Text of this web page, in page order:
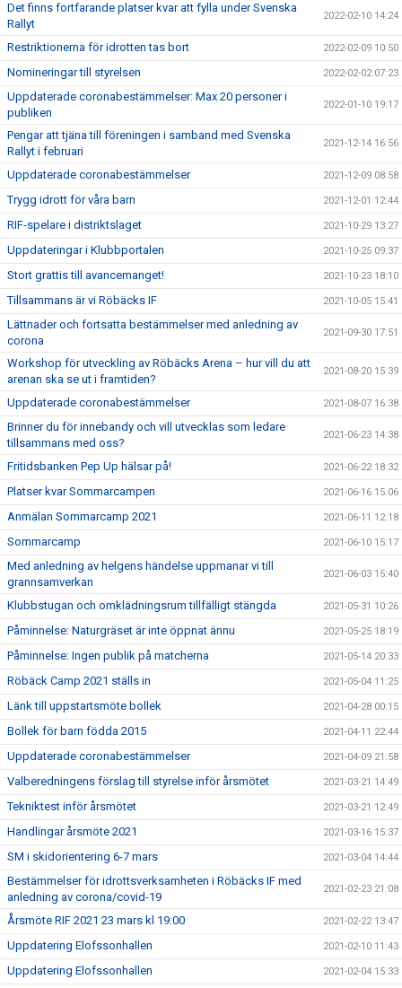
Det finns fortfarande platser kvar att fylla under Svenska
Rallyt
2022-02-10 14:24
Restriktionerna för idrotten tas bort 2022-02-09 10:50
Nomineringar till styrelsen 2022-02-02 07:23
Uppdaterade coronabestämmelser: Max 20 personer i
publiken
2022-01-10 19:17
Pengar att tjäna till föreningen i samband med Svenska
Rallyt i februari
2021-12-14 16:56
Uppdaterade coronabestämmelser 2021-12-09 08:58
Trygg idrott för våra barn 2021-12-01 12:44
RIF-spelare i distriktslaget 2021-10-29 13:27
Uppdateringar i Klubbportalen 2021-10-25 09:37
Stort grattis till avancemanget! 2021-10-23 18:10
Tillsammans är vi Röbäcks IF 2021-10-05 15:41
Lättnader och fortsatta bestämmelser med anledning av
corona
2021-09-30 17:51
Workshop för utveckling av Röbäcks Arena – hur vill du att
arenan ska se ut i framtiden?
2021-08-20 15:39
Uppdaterade coronabestämmelser 2021-08-07 16:38
Brinner du för innebandy och vill utvecklas som ledare
tillsammans med oss?
2021-06-23 14:38
Fritidsbanken Pep Up hälsar på! 2021-06-22 18:32
Platser kvar Sommarcampen 2021-06-16 15:06
Anmälan Sommarcamp 2021 2021-06-11 12:18
Sommarcamp 2021-06-10 15:17
Med anledning av helgens händelse uppmanar vi till
grannsamverkan
2021-06-03 15:40
Klubbstugan och omklädningsrum tillfälligt stängda 2021-05-31 10:26
Påminnelse: Naturgräset är inte öppnat ännu 2021-05-25 18:19
Påminnelse: Ingen publik på matcherna 2021-05-14 20:33
Röbäck Camp 2021 ställs in 2021-05-04 11:25
Länk till uppstartsmöte bollek 2021-04-28 00:15
Bollek för barn födda 2015 2021-04-11 22:44
Uppdaterade coronabestämmelser 2021-04-09 21:58
Valberedningens förslag till styrelse inför årsmötet 2021-03-21 14:49
Tekniktest inför årsmötet 2021-03-21 12:49
Handlingar årsmöte 2021 2021-03-16 15:37
SM i skidorientering 6-7 mars 2021-03-04 14:44
Bestämmelser för idrottsverksamheten i Röbäcks IF med
anledning av corona/covid-19
2021-02-23 21:08
Årsmöte RIF 2021 23 mars kl 19:00 2021-02-22 13:47
Uppdatering Elofssonhallen 2021-02-10 11:43
Uppdatering Elofssonhallen 2021-02-04 15:33